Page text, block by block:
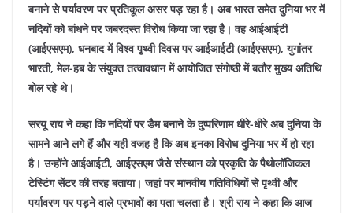
बनाने से पर्यावरण पर प्रतिकूल असर पड़ रहा है। अब भारत समेत दुनिया भर में
नदियों को बांधने पर जबरदस्त विरोध किया जा रहा है। वह आईआईटी
(आईएसएम), धनबाद में विश्व पृथ्वी दिवस पर आईआईटी (आईएसएम), युगांतर
भारती, मेल-हब के संयुक्त तत्वावधान में आयोजित संगोष्ठी में बतौर मुख्य अतिथि
बोल रहे थे।
सरयू राय ने कहा कि नदियों पर डैम बनाने के दुष्परिणाम धीरे-धीरे अब दुनिया के
सामने आने लगे हैं और यही वजह है कि अब इनका विरोध दुनिया भर में हो रहा
है। उन्होंने आईआईटी, आईएसएम जैसे संस्थान को प्रकृति के पैथोलॉजिकल
टेस्टिंग सेंटर की तरह बताया। जहां पर मानवीय गतिविधियों से पृथ्वी और
पर्यावरण पर पड़ने वाले प्रभावों का पता चलता है। श्री राय ने कहा कि आज